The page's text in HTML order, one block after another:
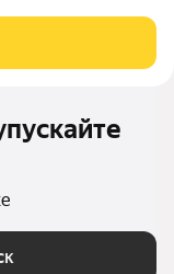
продаёте